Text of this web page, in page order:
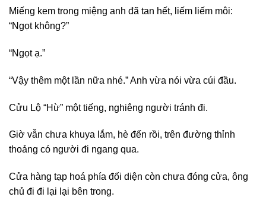
Miếng kem trong miệng anh đã tan hết, liếm liếm môi:
“Ngọt không?”
“Ngọt ạ.”
“Vậy thêm một lần nữa nhé.” Anh vừa nói vừa cúi đầu.
Cửu Lộ “Hừ” một tiếng, nghiêng người tránh đi.
Giờ vẫn chưa khuya lắm, hè đến rồi, trên đường thỉnh
thoảng có người đi ngang qua.
Cửa hàng tạp hoá phía đối diện còn chưa đóng cửa, ông
chủ đi đi lại lại bên trong.